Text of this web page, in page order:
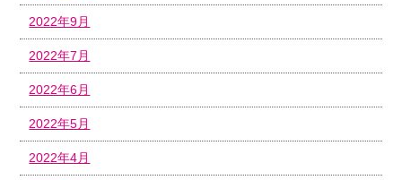
2022年9月
2022年7月
2022年6月
2022年5月
2022年4月